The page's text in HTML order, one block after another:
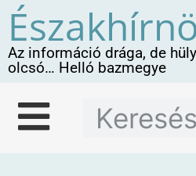
Az információ drága, de
olcsó… Helló bazmegye